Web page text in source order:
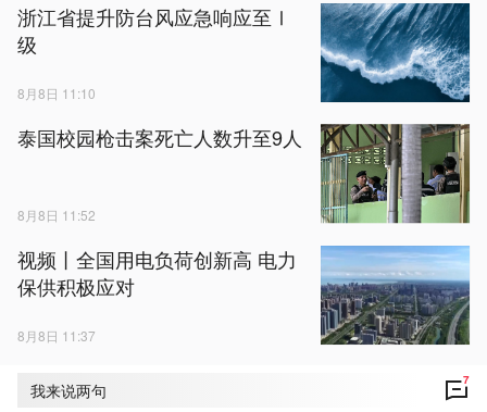
我来说两句 7
浙江省提升防台风应急响应至Ⅰ
级
8月8日 11:10
泰国校园枪击案死亡人数升至9人
8月8日 11:52
视频丨全国用电负荷创新高 电力
保供积极应对
8月8日 11:37